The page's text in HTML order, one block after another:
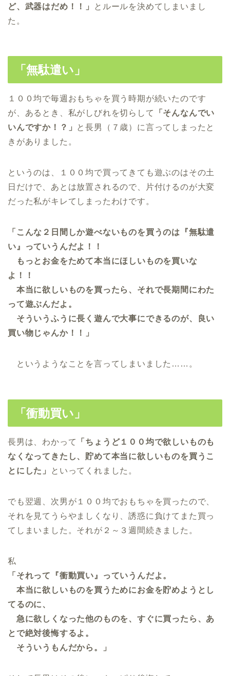
ど、武器はだめ！！」
とルールを決めてしまいまし
た。
「無駄遣い」
１００均で毎週おもちゃを買う時期が続いたのです
が、あるとき、私がしびれを切らして
「そんなんでい
いんですか！？」 と長男（７歳）に言ってしまったと
きがありました。
というのは、１００均で買ってきても遊ぶのはその土
日だけで、あとは放置されるので、片付けるのが大変
だった私がキレてしまったわけです。
「こんな２日間しか遊べないものを買うのは『無駄遣
い』っていうんだよ！！
もっとお金をためて本当にほしいものを買いな
よ！！
本当に欲しいものを買ったら、それで長期間にわた
って遊ぶんだよ。
そういうふうに長く遊んで大事にできるのが、良い
買い物じゃんか！！」
というようなことを言ってしまいました……。
「衝動買い」
長男は、わかって
「ちょうど１００均で欲しいものも
なくなってきたし、貯めて本当に欲しいものを買うこ
とにした」
といってくれました。
でも翌週、次男が１００均でおもちゃを買ったので、
それを見てうらやましくなり、誘惑に負けてまた買っ
てしまいました。それが２～３週間続きました。
私
「それって『衝動買い』っていうんだよ。
本当に欲しいものを買うためにお金を貯めようとし
てるのに、
急に欲しくなった他のものを、すぐに買ったら、あ
とで絶対後悔するよ。
そういうもんだから。」